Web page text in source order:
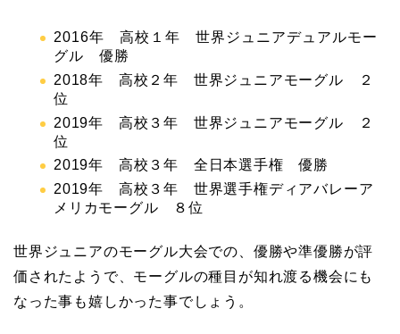
2016年 高校１年 世界ジュニアデュアルモー
グル 優勝
2018年 高校２年 世界ジュニアモーグル ２
位
2019年 高校３年 世界ジュニアモーグル ２
位
2019年 高校３年 全日本選手権 優勝
2019年 高校３年 世界選手権ディアバレーア
メリカモーグル ８位
世界ジュニアのモーグル大会での、優勝や準優勝が評
価されたようで、モーグルの種目が知れ渡る機会にも
なった事も嬉しかった事でしょう。